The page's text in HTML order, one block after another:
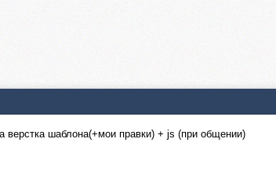
верстка шаблона(+мои правки) + js (при общении)